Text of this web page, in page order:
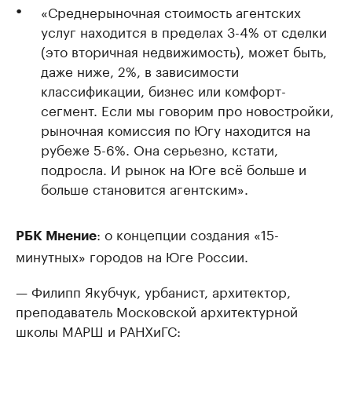
«Среднерыночная стоимость агентских
услуг находится в пределах 3-4% от сделки
(это вторичная недвижимость), может быть,
даже ниже, 2%, в зависимости
классификации, бизнес или комфорт-
сегмент. Если мы говорим про новостройки,
рыночная комиссия по Югу находится на
рубеже 5-6%. Она серьезно, кстати,
подросла. И рынок на Юге всё больше и
больше становится агентским».
РБК Мнение: о концепции создания «15-
минутных» городов на Юге России.
— Филипп Якубчук, урбанист, архитектор,
преподаватель Московской архитектурной
школы МАРШ и РАНХиГС: